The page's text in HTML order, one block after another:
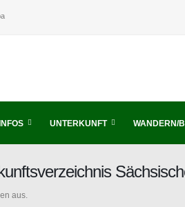
UNTERKUNFT WANDERN/
aus.